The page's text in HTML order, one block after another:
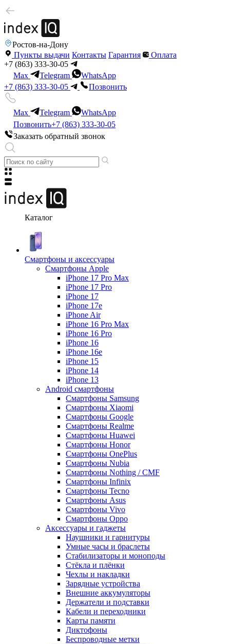
Ростов-на-Дону
Пункты выдачи Контакты Гарантия
Оплата
+7 (863) 333-30-05
Max
Telegram
WhatsApp
+7 (863) 333-30-05
Позвонить
Max Telegram
WhatsApp
Позвонить+7 (863) 333-30-05
Заказать обратный звонок
Каталог
Смартфоны и аксессуары
Смартфоны Apple
iPhone 17 Pro Max
iPhone 17 Pro
iPhone 17
iPhone 17e
iPhone Air
iPhone 16 Pro Max
iPhone 16 Pro
iPhone 16
iPhone 16e
iPhone 15
iPhone 14
iPhone 13
Android cмартфоны
Смартфоны Samsung
Смартфоны Xiaomi
Смартфоны Google
Смартфоны Realme
Смартфоны Huawei
Смартфоны Honor
Смартфоны OnePlus
Смартфоны Nubia
Смартфоны Nothing / CMF
Смартфоны Infinix
Смартфоны Tecno
Смартфоны Asus
Смартфоны Vivo
Смартфоны Oppo
Аксессуары и гаджеты
Наушники и гарнитуры
Умные часы и браслеты
Стабилизаторы и моноподы
Стёкла и плёнки
Чехлы и накладки
Зарядные устройства
Внешние аккумуляторы
Держатели и подставки
Кабели и переходники
Карты памяти
Диктофоны
Беспроводные метки